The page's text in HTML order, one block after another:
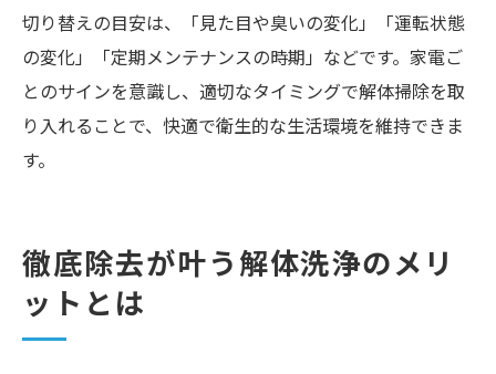
切り替えの目安は、「見た目や臭いの変化」「運転状態
の変化」「定期メンテナンスの時期」などです。家電ご
とのサインを意識し、適切なタイミングで解体掃除を取
り入れることで、快適で衛生的な生活環境を維持できま
す。
徹底除去が叶う解体洗浄のメリ
ットとは